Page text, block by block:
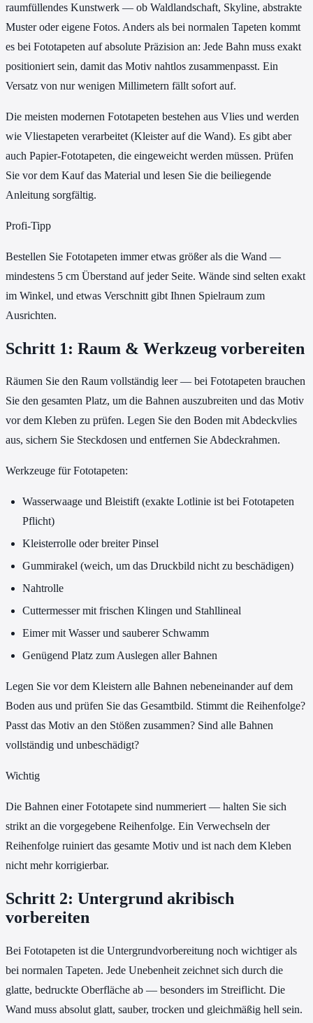
raumfüllendes Kunstwerk — ob Waldlandschaft, Skyline, abstrakte
Muster oder eigene Fotos. Anders als bei normalen Tapeten kommt
es bei Fototapeten auf absolute Präzision an: Jede Bahn muss exakt
positioniert sein, damit das Motiv nahtlos zusammenpasst. Ein
Versatz von nur wenigen Millimetern fällt sofort auf.
Die meisten modernen Fototapeten bestehen aus Vlies und werden
wie Vliestapeten verarbeitet (Kleister auf die Wand). Es gibt aber
auch Papier-Fototapeten, die eingeweicht werden müssen. Prüfen
Sie vor dem Kauf das Material und lesen Sie die beiliegende
Anleitung sorgfältig.
Profi-Tipp
Bestellen Sie Fototapeten immer etwas größer als die Wand —
mindestens 5 cm Überstand auf jeder Seite. Wände sind selten exakt
im Winkel, und etwas Verschnitt gibt Ihnen Spielraum zum
Ausrichten.
Schritt 1: Raum & Werkzeug vorbereiten
Räumen Sie den Raum vollständig leer — bei Fototapeten brauchen
Sie den gesamten Platz, um die Bahnen auszubreiten und das Motiv
vor dem Kleben zu prüfen. Legen Sie den Boden mit Abdeckvlies
aus, sichern Sie Steckdosen und entfernen Sie Abdeckrahmen.
Werkzeuge für Fototapeten:
Wasserwaage und Bleistift (exakte Lotlinie ist bei Fototapeten
Pflicht)
Kleisterrolle oder breiter Pinsel
Gummirakel (weich, um das Druckbild nicht zu beschädigen)
Nahtrolle
Cuttermesser mit frischen Klingen und Stahllineal
Eimer mit Wasser und sauberer Schwamm
Genügend Platz zum Auslegen aller Bahnen
Legen Sie vor dem Kleistern alle Bahnen nebeneinander auf dem
Boden aus und prüfen Sie das Gesamtbild. Stimmt die Reihenfolge?
Passt das Motiv an den Stößen zusammen? Sind alle Bahnen
vollständig und unbeschädigt?
Wichtig
Die Bahnen einer Fototapete sind nummeriert — halten Sie sich
strikt an die vorgegebene Reihenfolge. Ein Verwechseln der
Reihenfolge ruiniert das gesamte Motiv und ist nach dem Kleben
nicht mehr korrigierbar.
Schritt 2: Untergrund akribisch
vorbereiten
Bei Fototapeten ist die Untergrundvorbereitung noch wichtiger als
bei normalen Tapeten. Jede Unebenheit zeichnet sich durch die
glatte, bedruckte Oberfläche ab — besonders im Streiflicht. Die
Wand muss absolut glatt, sauber, trocken und gleichmäßig hell sein.